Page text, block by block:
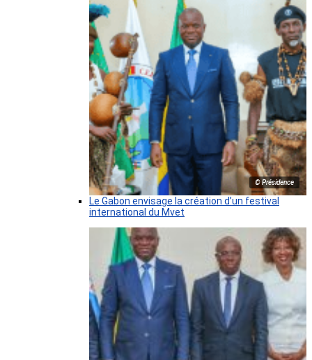
© Présidence
Le Gabon envisage la création d’un festival
international du Mvet